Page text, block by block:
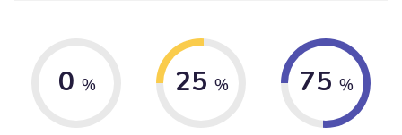
0 % 25 % 75 %